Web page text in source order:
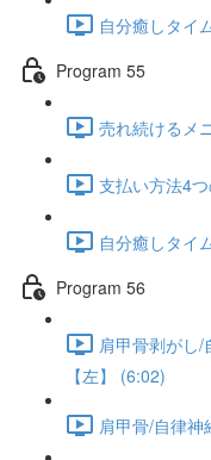
自分癒しタイ
Program 55
売れ続けるメ
支払い方法4
自分癒しタイ
Program 56
肩甲骨剥がし
【左】 (6:02)
肩甲骨/自律